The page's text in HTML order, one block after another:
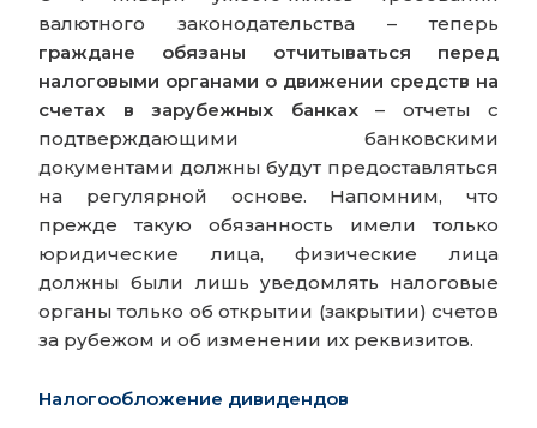
валютного законодательства – теперь
граждане обязаны отчитываться перед
налоговыми органами о движении средств на
счетах в зарубежных банках– отчеты с
подтверждающими банковскими
документами должны будут предоставляться
на регулярной основе. Напомним, что
прежде такую обязанность имели только
юридические лица, физические лица
должны были лишь уведомлять налоговые
органы только об открытии (закрытии) счетов
за рубежом и об изменении их реквизитов.
Налогообложение дивидендов